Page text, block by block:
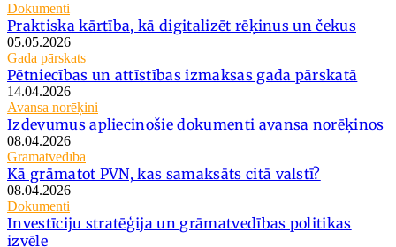
Dokumenti
Praktiska kārtība, kā digitalizēt rēķinus un čekus
05.05.2026
Gada pārskats
Pētniecības un attīstības izmaksas gada pārskatā
14.04.2026
Avansa norēķini
Izdevumus apliecinošie dokumenti avansa norēķinos
08.04.2026
Grāmatvedība
Kā grāmatot PVN, kas samaksāts citā valstī?
08.04.2026
Dokumenti
Investīciju stratēģija un grāmatvedības politikas
izvēle